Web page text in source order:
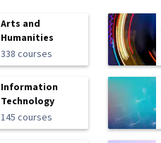
Arts and
Humanities
338 courses
Information
Technology
145 courses